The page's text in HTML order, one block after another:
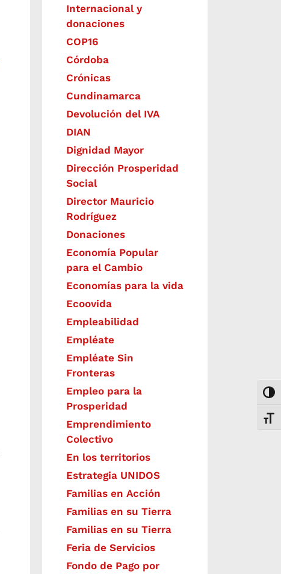
Internacional y
donaciones
COP16
Córdoba
Crónicas
Cundinamarca
Devolución del IVA
DIAN
Dignidad Mayor
Dirección Prosperidad
Social
Director Mauricio
Rodríguez
Donaciones
Economía Popular
para el Cambio
Economías para la vida
Ecoovida
Empleabilidad
Empléate
Empléate Sin
Fronteras
Empleo para la
Prosperidad
Emprendimiento
Colectivo
En los territorios
Estrategia UNIDOS
Familias en Acción
Familias en su Tierra
Familias en su Tierra
Feria de Servicios
Fondo de Pago por